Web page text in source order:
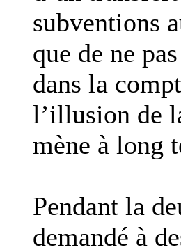
subventions
que de ne
dans la
l’illusion de
mène à long
Pendant la
demandé à